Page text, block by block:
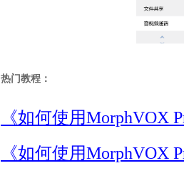
热门教程：
《如何使用MorphVOX
《如何使用MorphVOX